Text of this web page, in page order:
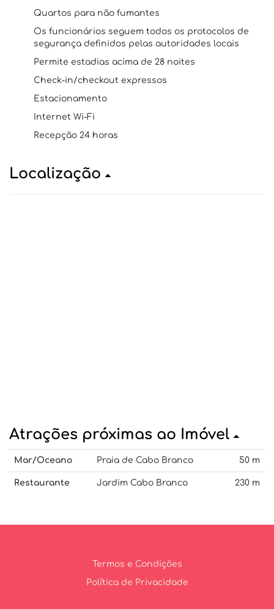
Quartos para não fumantes
Os funcionários seguem todos os protocolos de
segurança definidos pelas autoridades locais
Permite estadias acima de 28 noites
Check-in/checkout expressos
Estacionamento
Internet Wi-Fi
Recepção 24 horas
Localização
Atrações próximas ao Imóvel
Mar/Oceano Praia de Cabo Branco 50 m
Restaurante Jardim Cabo Branco 230 m
Termos e Condições
Política de Privacidade